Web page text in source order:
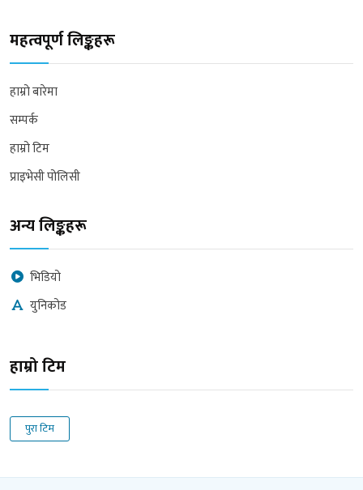
महत्वपूर्ण लिङ्कहरू
हाम्रो बारेमा
सम्पर्क
हाम्रो टिम
प्राइभेसी पोलिसी
अन्य लिङ्कहरू
भिडियो
युनिकोड
हाम्रो टिम
पुरा टिम